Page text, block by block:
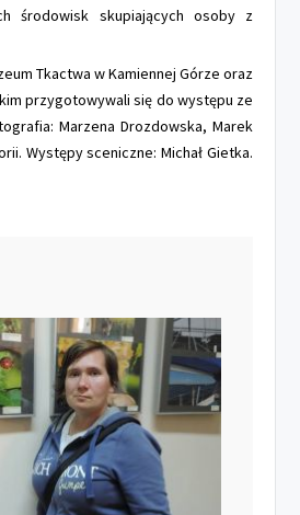
środowisk skupiających osoby z
Tkactwa w Kamiennej Górze oraz
przygotowywali się do występu ze
Marzena Drozdowska, Marek
Występy sceniczne: Michał Gietka.